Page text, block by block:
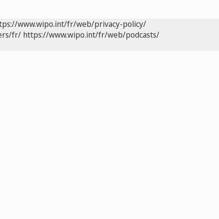
www.wipo.int/fr/web/privacy-policy/
fr/ https://www.wipo.int/fr/web/podcasts/